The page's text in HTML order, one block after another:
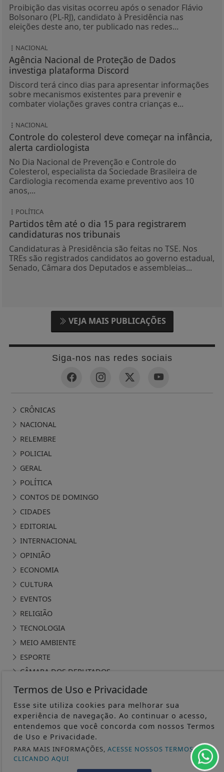
Proibição das visitas ocorreu após o senador Flávio
Bolsonaro (PL-RJ), candidato à Presidência nas
eleições deste ano, ter publicado nas redes...
NACIONAL
Agência Nacional de Proteção de Dados
investiga plataforma Discord
Discord terá cinco dias para apresentar informações
sobre mecanismos existentes para prevenir e
combater violações graves contra crianças e...
NACIONAL
Controle do colesterol deve começar na infância,
alerta cardiologista
No Dia Nacional de Prevenção e Controle do
Colesterol, especialista da Sociedade Brasileira de
Cardiologia recomenda exame preventivo aos 10
anos,...
POLÍTICA
Partidos têm até o dia 15 para registrarem
candidaturas nos tribunais
Candidaturas à Presidência são feitas no TSE. Nos
TREs são registrados candidatos ao governo estadual,
Senado, Câmara dos Deputados e assembleias...
VEJA MAIS PUBLICAÇÕES
Siga-nos nas redes sociais
CRÔNICAS
NACIONAL
RELEMBRE
POLICIAL
GERAL
POLÍTICA
CONTOS DE DOMINGO
CIDADES
EDITORIAL
INTERNACIONAL
OPINIÃO
ECONOMIA
CULTURA
EVENTOS
RELIGIÃO
TECNOLOGIA
MEIO AMBIENTE
ESPORTE
CÂMARA DOS DEPUTADOS
ÁGUA PRETA 24H - TODOS OS DIREITOS RESERVADOS
TERMOS DE USO E PRIVACIDADE
Termos de Uso e Privacidade
Esse site utiliza cookies para melhorar sua
experiência de navegação. Ao continuar o acesso,
entendemos que você concorda com nossos Termos
de Uso e Privacidade.
PARA MAIS INFORMAÇÕES, ACESSE NOSSOS TERMOS
CLICANDO AQUI